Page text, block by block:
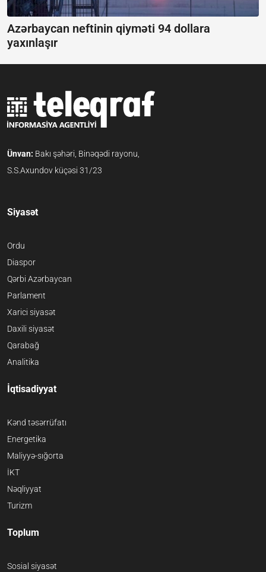
Azərbaycan neftinin qiyməti 94 dollara
yaxınlaşır
Ünvan: Bakı şəhəri, Binəqədi rayonu,
S.S.Axundov küçəsi 31/23
Siyasət
Ordu
Diaspor
Qərbi Azərbaycan
Parlament
Xarici siyasət
Daxili siyasət
Qarabağ
Analitika
İqtisadiyyat
Kənd təsərrüfatı
Energetika
Maliyyə-sığorta
İKT
Nəqliyyat
Turizm
Toplum
Sosial siyasət